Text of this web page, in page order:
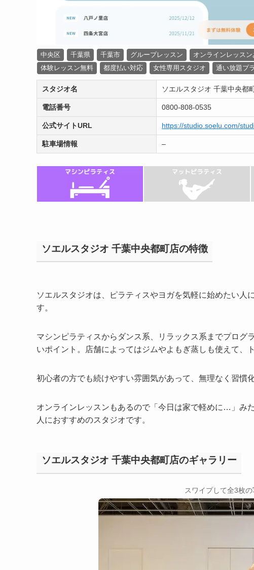
中央区 千葉県 千葉市 グループレッスン オンラインレッスン
体験レッスン無料
都度払い対応 女性専用スタジオ 通い放題プ
スタジオ名 ソエルスタジオ 千葉中央都
電話番号 0800-808-0535
公式サイトURL https://studio.soelu.com/
駐車場情報 –
ソエルスタジオ 千葉中央都町店の特徴
ソエルスタジオは、ピラティスやヨガを気軽に始めたい
す。
マシンピラティスからダンス系、リラックス系までプロ
いポイント。店舗によってはジムやよもぎ蒸しも使えて、
初心者の方でも続けやすい雰囲気があって、無理なく習慣
オンラインレッスンもあるので「今日は家で軽めに…」み
人におすすめのスタジオです。
ソエルスタジオ 千葉中央都町店のギャラリー
スワイプして全3枚